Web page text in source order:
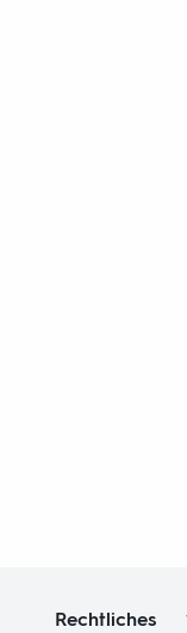
Rechtliches